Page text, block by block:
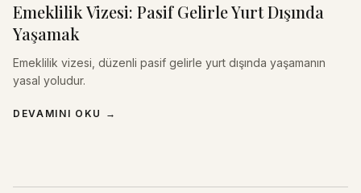
Emeklilik Vizesi: Pasif Gelirle Yurt Dışında
Yaşamak
Emeklilik vizesi, düzenli pasif gelirle yurt dışında yaşamanın
yasal yoludur.
DEVAMINI OKU →